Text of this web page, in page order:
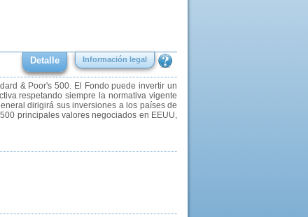
Detalle Información legal
& Poor's 500. El Fondo puede invertir un
respetando siempre la normativa vigente
dirigirá sus inversiones a los países de
principales valores negociados en EEUU,